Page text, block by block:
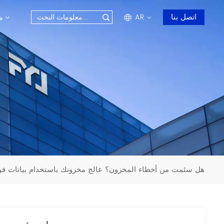
AR
ru
es
ar
اتصل بنا
هل سئمت من أخطاء المخزون؟ عالج مخزونك باستخدام بيانات